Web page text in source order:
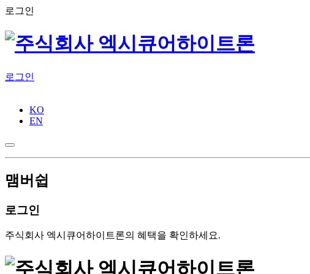
로그인
로그인
KO
EN
맴버쉽
로그인
주식회사 엑시큐어하이트론의 혜택을 확인하세요.